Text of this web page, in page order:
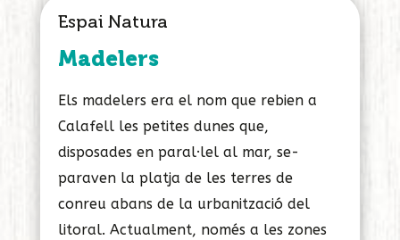
Espai Natura
Madelers
Els madelers era el nom que rebien a
Calafell les petites dunes que,
disposades en paral·lel al mar, se-
paraven la platja de les terres de
conreu abans de la urbanització del
litoral. Actualment, només a les zones